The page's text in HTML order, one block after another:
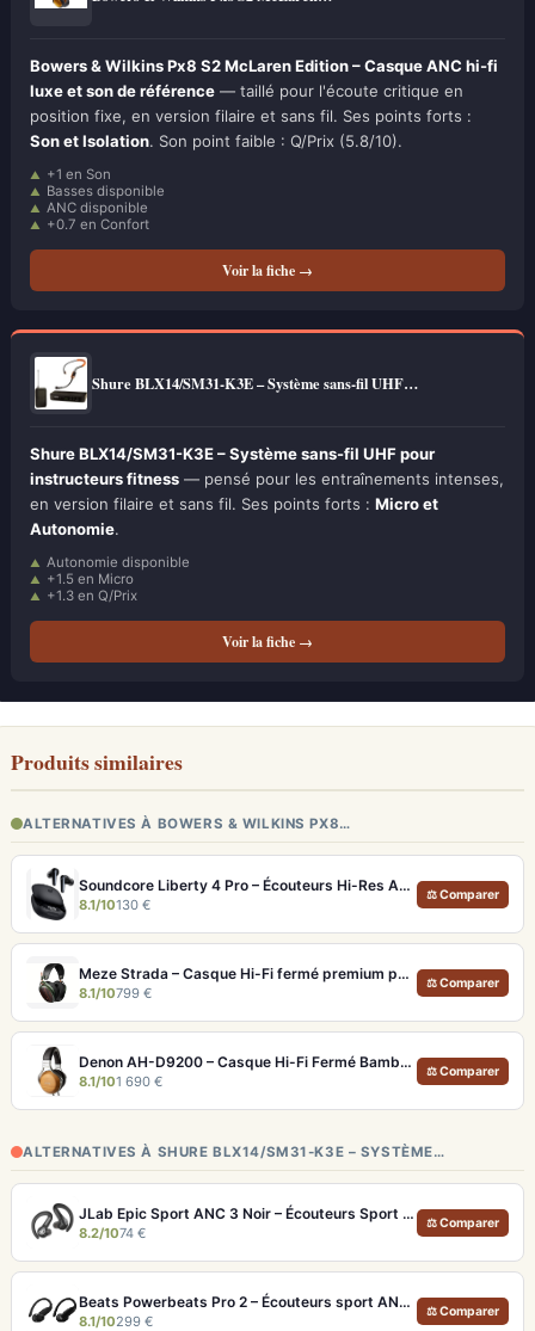
Bowers & Wilkins Px8 S2 McLaren Edition – Casque ANC hi-fi
luxe et son de référence — taillé pour l'écoute critique en
position fixe, en version filaire et sans fil. Ses points forts :
Son et Isolation. Son point faible : Q/Prix (5.8/10).
+1 en Son
Basses disponible
ANC disponible
+0.7 en Confort
Voir la fiche →
Shure BLX14/SM31-K3E – Système sans-fil UHF…
Shure BLX14/SM31-K3E – Système sans-fil UHF pour
instructeurs fitness — pensé pour les entraînements intenses,
en version filaire et sans fil. Ses points forts : Micro et
Autonomie.
Autonomie disponible
+1.5 en Micro
+1.3 en Q/Prix
Voir la fiche →
Produits similaires
ALTERNATIVES À BOWERS & WILKINS PX8…
Soundcore Liberty 4 Pro – Écouteurs Hi-Res ANC 7 Capteurs et Fast Charge
8.1/10130 €
⚖ Comparer
Meze Strada – Casque Hi-Fi fermé premium pour écoute immersive
8.1/10799 €
⚖ Comparer
Denon AH-D9200 – Casque Hi-Fi Fermé Bambou FreeEdge Portable
8.1/101 690 €
⚖ Comparer
ALTERNATIVES À SHURE BLX14/SM31-K3E – SYSTÈME…
JLab Epic Sport ANC 3 Noir – Écouteurs Sport ANC IP66 Double Driver
8.2/1074 €
⚖ Comparer
Beats Powerbeats Pro 2 – Écouteurs sport ANC et Suivi Cardio
8.1/10299 €
⚖ Comparer